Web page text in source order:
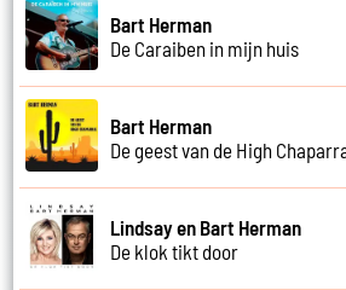
Bart Herman
De Caraiben in mijn huis
Bart Herman
De geest van de High
Lindsay en Bart Herman
De klok tikt door